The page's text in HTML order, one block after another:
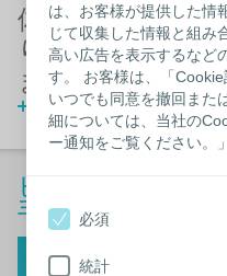
は、お客様が提供した情
じて収集した情報と組み
高い広告を表示するなど
す。 お客様は、「Cookie
いつでも同意を撤回また
細については、当社の
ー通知をご覧ください。」
必須
統計
体幹部を鍛えた
りの筋肉を緩め
ます。
動画を観る
ビギナー - オス
手軽体操